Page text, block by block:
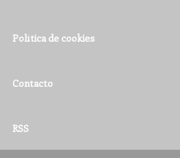
Política de cookies
Contacto
RSS